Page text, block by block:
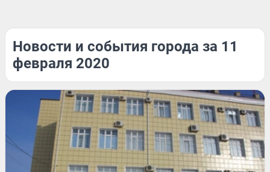
Новости и события города за 11
февраля 2020